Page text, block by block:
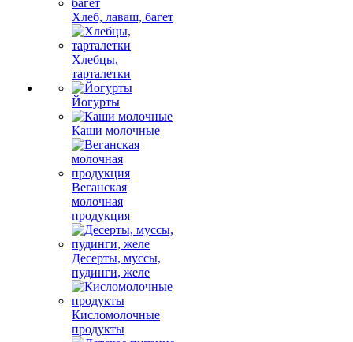
Хлеб, лаваш, багет
Хлебцы,
тарталетки
Йогурты
Каши молочные
Веганская
молочная
продукция
Десерты, муссы,
пудинги, желе
Кисломолочные
продукты